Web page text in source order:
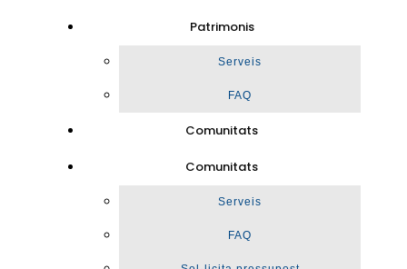
Patrimonis
Serveis
FAQ
Comunitats
Comunitats
Serveis
FAQ